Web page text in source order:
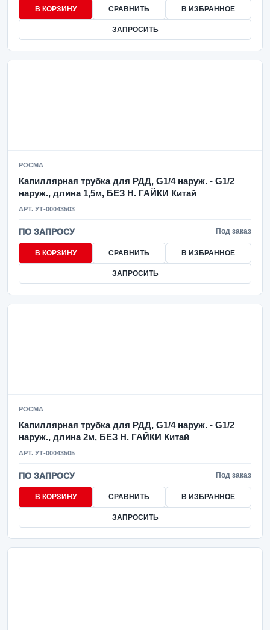
В КОРЗИНУ СРАВНИТЬ В ИЗБРАННОЕ
ЗАПРОСИТЬ
РОСМА
Капиллярная трубка для РДД, G1/4 наруж. - G1/2
наруж., длина 1,5м, БЕЗ Н. ГАЙКИ Китай
АРТ. УТ-00043503
ПО ЗАПРОСУ Под заказ
В КОРЗИНУ СРАВНИТЬ В ИЗБРАННОЕ
ЗАПРОСИТЬ
РОСМА
Капиллярная трубка для РДД, G1/4 наруж. - G1/2
наруж., длина 2м, БЕЗ Н. ГАЙКИ Китай
АРТ. УТ-00043505
ПО ЗАПРОСУ Под заказ
В КОРЗИНУ СРАВНИТЬ В ИЗБРАННОЕ
ЗАПРОСИТЬ